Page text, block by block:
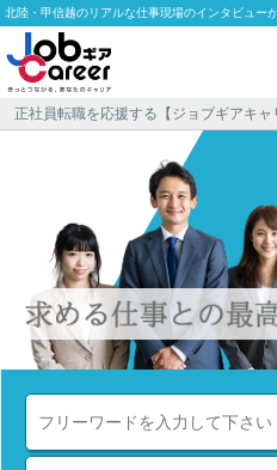
北陸・甲信越のリアルな仕事現場のインタビュー
正社員転職を応援する【ジョブギアキャ